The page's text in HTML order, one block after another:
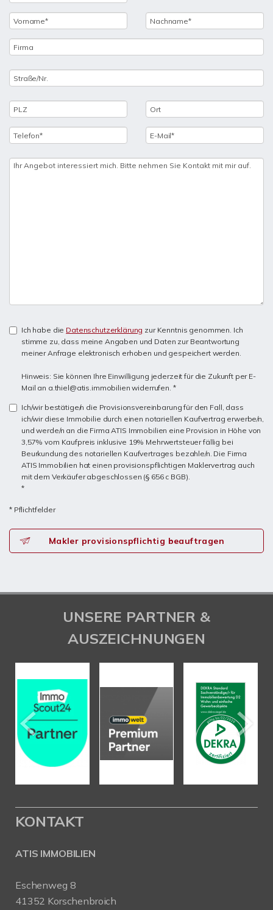
Ich habe die Datenschutzerklärung zur Kenntnis genommen. Ich
stimme zu, dass meine Angaben und Daten zur Beantwortung
meiner Anfrage elektronisch erhoben und gespeichert werden.
Hinweis: Sie können Ihre Einwilligung jederzeit für die Zukunft per E-
Mail an a.thiel@atis.immobilien widerrufen. *
Ich/wir bestätige/n die Provisionsvereinbarung für den Fall, dass
ich/wir diese Immobilie durch einen notariellen Kaufvertrag erwerbe/n,
und werde/n an die Firma ATIS Immobilien eine Provision in Höhe von
3,57% vom Kaufpreis inklusive 19% Mehrwertsteuer fällig bei
Beurkundung des notariellen Kaufvertrages bezahle/n. Die Firma
ATIS Immobilien hat einen provisionspflichtigen Maklervertrag auch
mit dem Verkäufer abgeschlossen (§ 656 c BGB).
*
* Pflichtfelder
Makler provisionspflichtig beauftragen
UNSERE PARTNER &
AUSZEICHNUNGEN
KONTAKT
ATIS IMMOBILIEN
Eschenweg 8
41352 Korschenbroich